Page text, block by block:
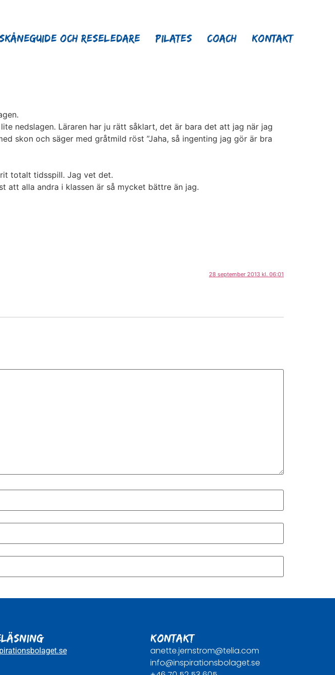
och Reseledare Pilates Coach Kontakt
nedslagen. Läraren har ju rätt såklart, det är bara det att jag när jag
skon och säger med gråtmild röst ”Jaha, så ingenting jag gör är bra
totalt tidsspill. Jag vet det.
att alla andra i klassen är så mycket bättre än jag.
28 september 2013 kl. 06:01
KONTAKT
anette.jernstrom@telia.com
info@inspirationsbolaget.se